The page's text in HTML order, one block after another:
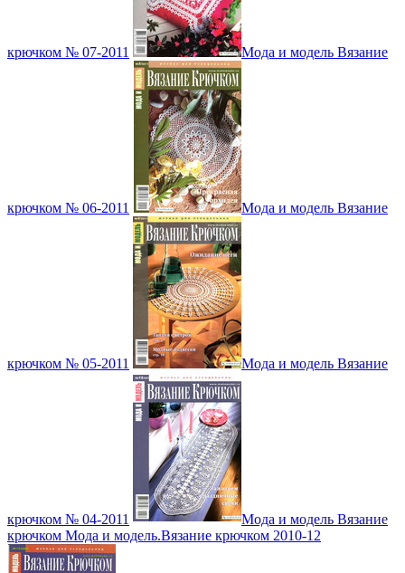
крючком № 07-2011 Мода и модель Вязание
крючком № 06-2011 Мода и модель Вязание
крючком № 05-2011 Мода и модель Вязание
крючком № 04-2011
Мода и модель Вязание
крючком Мода и модель.Вязание крючком 2010-12